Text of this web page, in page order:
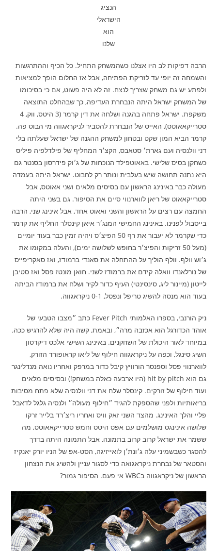
הנציג
הישראלי
הוא
שלנו
הרבה דפיקות לב היו אצלנו כשהמשחק התחיל. כל הכיף וההתרגשות
והשמחה זה יופי עד לזריקת הפתיחה, אבל אז החלום הופך למציאות
ולפתע יש גם משחק שצריך לנצח. זה לא היה פשוט, אם כי בסיכומו
של המשחק ישראל היתה הנבחרת העדיפה, כך שבהחלט התוצאה
משקפת. ישראל פתחה בהגנה ושלחה את דין קרמר (3 היטס, ווק, 4
סטרייקאאוטס), האייס של הנבחרת להסביר לניקראגווה מי הבוס פה.
קרמר הביא המון שקט ובטחון למשחק ההגנה של ישראל שעלתה בלי
דני וולנסיה ועם גארת׳ סטאבס, הקצ׳ר המחליף של פילדלפיה פיליס
כשחקן בסיס שלישי. באאוטפילד הנוכחות של ג׳וק פידרסון בסנטר גם
היא נתנה תחושה שיש בעלבית ונותר רק לחבוט. ישראל היתה בעמדה
מעולה כבר באינינג הראשון עם בסיסים מלאים ושני אאוטס, אבל
סטרייקאאוט של ריאן לווארנווי סיים את הסיפור. גם בשני היתה
החמצה עם רצים על הראשון והשני ואאוט אחד, אבל אינינג שני, הרבה
בייסבול לפנינו. באינינג החמישי המנג׳ר איאן קינסלר החליף את קרמר
כדי שקרמר לא יעבור את רף 50 הפיצ׳ס ויהיה זמין כבר בעוד יומיים
(מעל 50 זריקות והפיצ׳ר בחופש לשלושה ימים), והעלה במקומו את
ג׳וש וולף. וולף הוליך על ההתחלה את סאנדי ברמודז, ואז סאקריפייס
של נורלאנדו וואלה קידם את ברמודז לשני. חואן מונטז פסל ואז סטיבן
לייטון (מיינור ליג, סינסינטי) העיף כדור לקיר ושלח את ברמודז הביתה
בעוד הוא מנסה להשיג טריפל ונפסל, 0-1 ניקראגווה.
ניק הורנבי, בספרו האלמותי Fever Pitch כתב ״מצבו הטבעי של
אוהד הכדורגל הוא אכזבה מרה״, ובאמת, קשה היה שלא להרגיש ככה,
במיוחד לאור היכולת של השחקנים. באינינג השישי אלכס דיקרסון
השיג סינגל, וכפה על ניקראגווה חילוף של ליאו קראופורד הזורק,
לווארנווי פסל וספנסר הורוויץ קיבל כדור במרפק ואחריו נואה מנדלינגר
גם הוא hit by pitch (היו ארבעה כאלה במשחק!) ובסיסים מלאים
ועוד חילוף של זורקים. קינסלר שלח את דני וולנסיה שלא פתח מסיבות
בריאותיות ולפני שהספקת להגיד ״חילוף מעולה״ ולנסיה גלגל לדאבל
פליי והלך האינינג. מהצד השני זאק וויס ואחריו ריצ׳רד בלייר זרקו
שלושה אינינגס מושלמים עם אפס היטס וחמש סטרייקאאוטס, מה
ששמר את ישראל קרוב קרוב בתמונה, אבל התמונה היתה בדרך
להסגר כשבשמיני עלה ג׳ונת׳ן לואייזיגה, הסט-אפ של הניו יורק יאנקיז
והסטאר של נבחרת ניקראגואה כדי לסגור עניין ולהשיג את הנצחון
הראשון של ניקראגווה בWBC אי פעם. הסיפור גמור?